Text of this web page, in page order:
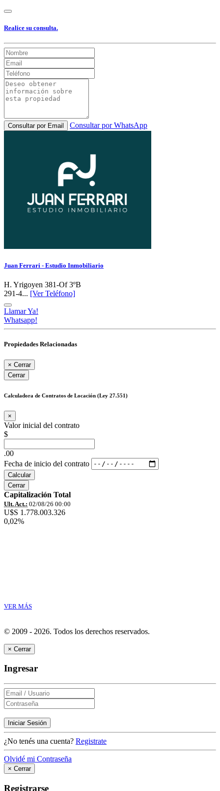
Realice su consulta.
Consultar por Email Consultar por WhatsApp
Juan Ferrari - Estudio Inmobiliario
H. Yrigoyen 381-Of 3ºB
291-4... [Ver Teléfono]
Llamar Ya!
Whatsapp!
Propiedades Relacionadas
× Cerrar
Cerrar
Calculadora de Contratos de Locación (Ley 27.551)
×
Valor inicial del contrato
$
.00
Fecha de inicio del contrato
Calcular
Cerrar
Capitalización Total
Ult. Act.: 02/08/26 00:00
U$S 1.778.003.326
0,02%
VER MÁS
© 2009 - 2026. Todos los derechos reservados.
× Cerrar
Ingresar
Iniciar Sesión
¿No tenés una cuenta? Registrate
Olvidé mi Contraseña
× Cerrar
Registrarse